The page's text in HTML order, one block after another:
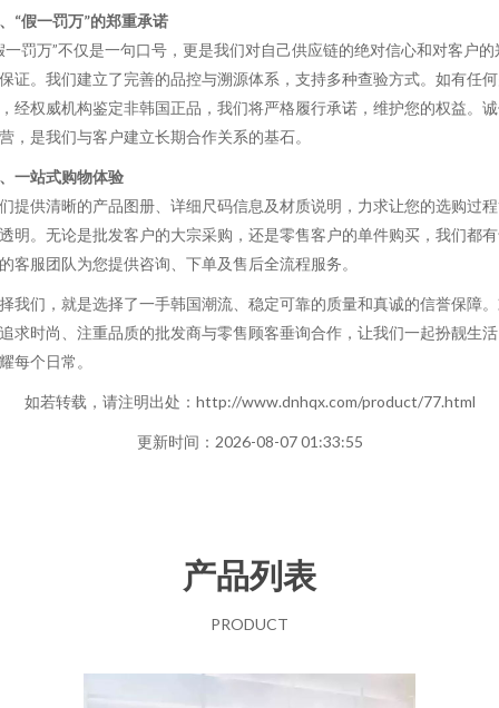
“假一罚万”的郑重承诺
一罚万”不仅是一句口号，更是我们对自己供应链的绝对信心和对客户的
证。我们建立了完善的品控与溯源体系，支持多种查验方式。如有任
经权威机构鉴定非韩国正品，我们将严格履行承诺，维护您的权益。
，是我们与客户建立长期合作关系的基石。
一站式购物体验
提供清晰的产品图册、详细尺码信息及材质说明，力求让您的选购过
明。无论是批发客户的大宗采购，还是零售客户的单件购买，我们都
客服团队为您提供咨询、下单及售后全流程服务。
我们，就是选择了一手韩国潮流、稳定可靠的质量和真诚的信誉保障
求时尚、注重品质的批发商与零售顾客垂询合作，让我们一起扮靓生
每个日常。
如若转载，请注明出处：http://www.dnhqx.com/product/77.html
更新时间：2026-08-07 01:33:55
产品列表
PRODUCT